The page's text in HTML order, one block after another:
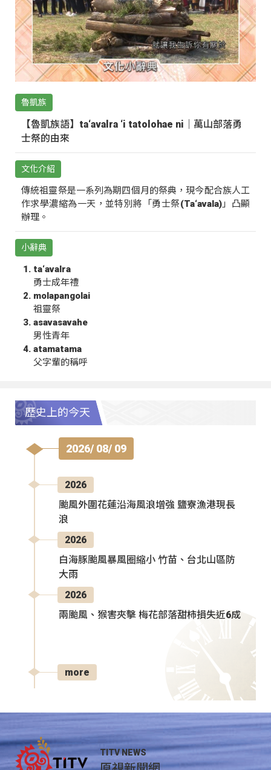
魯凱族
【魯凱族語】ta‘avalra ‘i tatolohae ni｜萬山部落勇
士祭的由來
文化介紹
傳統祖靈祭是一系列為期四個月的祭典，現今配合族人工
作求學濃縮為一天，並特別將「勇士祭(Ta‘avala)」凸顯
辦理。
小辭典
ta‘avalra
勇士成年禮
molapangolai
祖靈祭
asavasavahe
男性青年
atamatama
父字輩的稱呼
歷史上的今天
2026/ 08/ 09
2026
颱風外圍花蓮沿海風浪增強 鹽寮漁港現長
浪
2026
白海豚颱風暴風圈縮小 竹苗、台北山區防
大雨
2026
兩颱風、猴害夾擊 梅花部落甜柿損失近6成
more
TITV NEWS